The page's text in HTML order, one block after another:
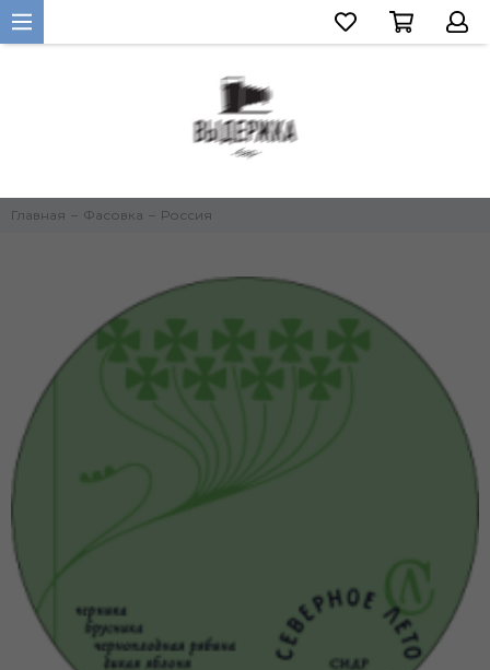
Главная Фасовка Россия